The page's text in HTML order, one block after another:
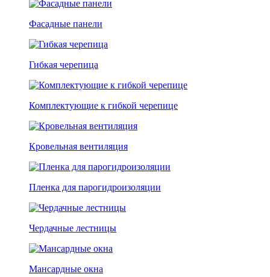
Фасадные панели
Гибкая черепица
Комплектующие к гибкой черепице
Кровельная вентиляция
Пленка для парогидроизоляции
Чердачные лестницы
Мансардные окна